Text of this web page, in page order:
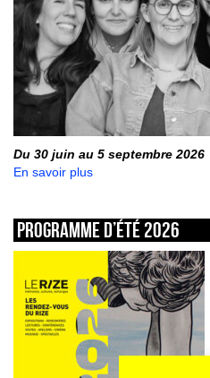
Du 30 juin au 5 septembre 2026
En savoir plus
Programme d’été 2026